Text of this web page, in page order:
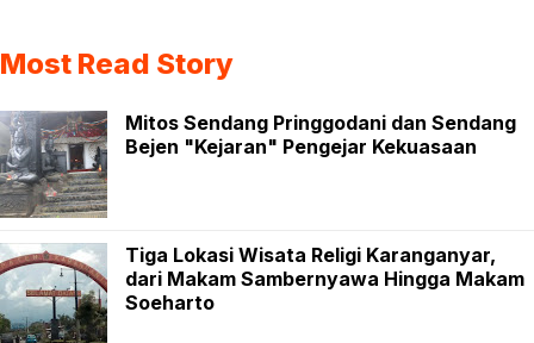
Most Read Story
Mitos Sendang Pringgodani dan Sendang
Bejen "Kejaran" Pengejar Kekuasaan
Tiga Lokasi Wisata Religi Karanganyar,
dari Makam Sambernyawa Hingga Makam
Soeharto